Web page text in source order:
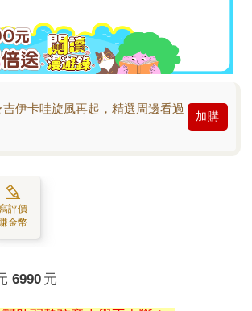
伊卡哇旋風再起，精選周邊看過
加購
評價
金幣
6990 元